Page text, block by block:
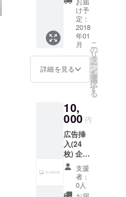
チップ
(アクア
マリン)
は付い
ていま
せん。
くださ
い。
異なり
ます。
尚、桐
箱に入
れて発
す 注)シ
ロチョ
浄化用
チップ
(グリー
ンアメ
ジスト
さざれ
石)は付
いてい
ませ
マザー
オブ
パール
(乳白色
にとこ
ろどこ
ろに真
～藍色)
ピー
コック
ビーズ
(青～緑
～黄色
～赤の
金属光
沢) 純銀
レット
スト
ラップ
を差し
上げま
す。 素
材提供
IMAGE)
http://d
esign-
ec.com
イトを
ベース
に使用
し、地
球をイ
メージ
したア
ミュ
レット
お守り)
のスト
ラップ
バー
ジョン
です。
使用石
ロマラ
カイト
け予
定：
2018
年01
月
詳細を見る
こ
の
リ
タ
ー
ン
を
選
択
す
る
10,
000 円
広告挿
入(24
枚) 企業
さんや
店舗経
営者さ
ん向き
支援
者：
0人